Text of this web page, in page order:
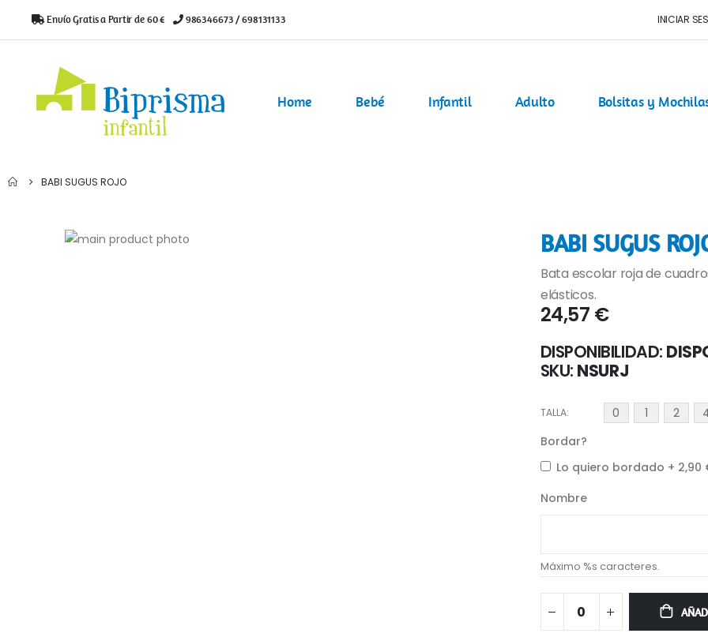
Envío Gratis a Partir de 60 € 986346673 / 698131133 INICIAR
Home Bebé Infantil Adulto Bolsitas y
BABI SUGUS ROJO
Saltar
BABI SUGUS
Bata escolar roja de
elásticos.
24,57 €
DISPONIBILIDAD:
SKU NSURJ
TALLA 0 1 2
Bordar?
Lo quiero bordado + 2,90
Nombre
Máximo %s caracteres.